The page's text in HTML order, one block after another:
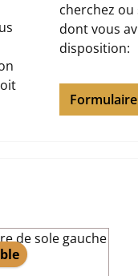
cherchez
dont vous
disposition: